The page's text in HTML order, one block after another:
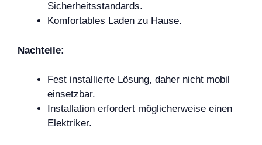
Sicherheitsstandards.
Komfortables Laden zu Hause.
Nachteile:
Fest installierte Lösung, daher nicht mobil
einsetzbar.
Installation erfordert möglicherweise einen
Elektriker.